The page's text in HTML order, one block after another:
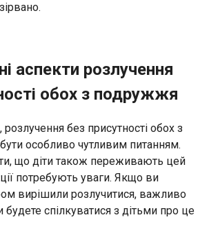
аспекти розлучення
обох з подружжя
без присутності обох з
особливо чутливим питанням.
що діти також переживають цей
потребують уваги. Якщо ви
вирішили розлучитися, важливо
будете спілкуватися з дітьми про це